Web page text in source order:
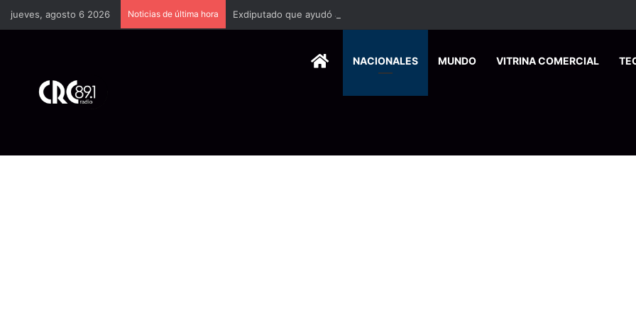
jueves, agosto 6 2026 Noticias de última hora
HOMENACIONALES MUNDO VITRINA COMERCIAL